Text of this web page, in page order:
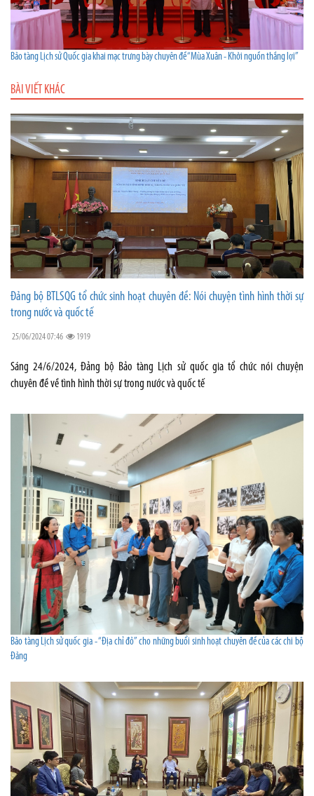
Bảo tàng Lịch sử Quốc gia khai mạc trưng bày chuyên đề “Mùa Xuân - Khởi nguồn thắng lợi”
BÀI VIẾT KHÁC
Đảng bộ BTLSQG tổ chức sinh hoạt chuyên đề: Nói chuyện tình hình thời sự
trong nước và quốc tế
25/06/2024 07:46 1919
Sáng 24/6/2024, Đảng bộ Bảo tàng Lịch sử quốc gia tổ chức nói chuyện
chuyên đề về tình hình thời sự trong nước và quốc tế
Bảo tàng Lịch sử quốc gia - “Địa chỉ đỏ” cho những buổi sinh hoạt chuyên đề của các chi bộ
Đảng